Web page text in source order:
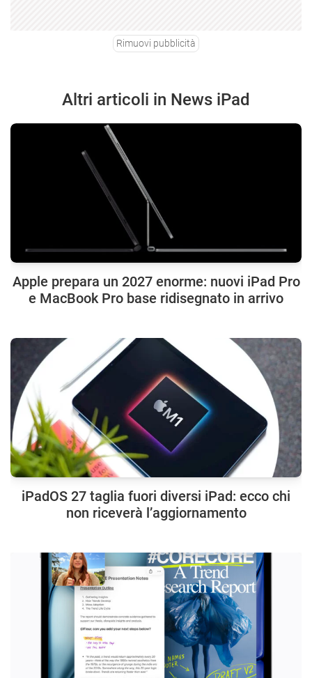
Rimuovi pubblicità
Altri articoli in News iPad
Apple prepara un 2027 enorme: nuovi iPad Pro
e MacBook Pro base ridisegnato in arrivo
iPadOS 27 taglia fuori diversi iPad: ecco chi
non riceverà l’aggiornamento